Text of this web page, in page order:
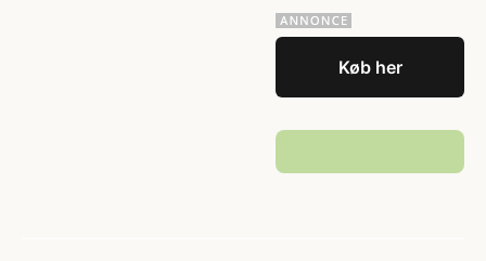
Køb her